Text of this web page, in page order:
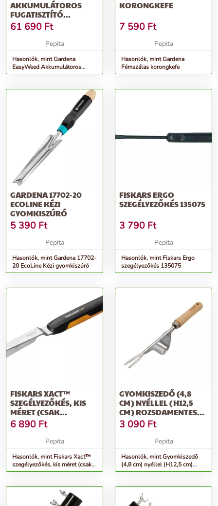
AKKUMULÁTOROS
FUGATISZTÍTÓ
1800/18V P4A
AKKUMUL...
61 690 Ft
Pepita
Hasonlók, mint Gardena
EasyWeed Akkumulátoros
fugatisztító 1800/18V P4A
KORONGKEFE
7 590 Ft
Pepita
Hasonlók, mint Gardena
Fémszálas korongkefe
GARDENA 17702-20
ECOLINE KÉZI
GYOMKISZÚRÓ
5 390 Ft
Pepita
Hasonlók, mint Gardena 17702-
20 EcoLine Kézi gyomkiszúró
FISKARS ERGO
SZEGÉLYEZŐKÉS 135075
3 790 Ft
Pepita
Hasonlók, mint Fiskars Ergo
szegélyezőkés 135075
FISKARS XACT™
SZEGÉLYEZŐKÉS, KIS
MÉRET (CSAK
RENDELÉSRE)
6 890 Ft
Pepita
Hasonlók, mint Fiskars Xact™
szegélyezőkés, kis méret (csak
rendelésre)
GYOMKISZEDŐ (4,8
CM) NYÉLLEL (H12,5
CM) ROZSDAMENTES
ACÉL,FSC F...
3 090 Ft
Pepita
Hasonlók, mint Gyomkiszedő
(4,8 cm) nyéllel (H12,5 cm)
rozsdamentes acél,FSC f...